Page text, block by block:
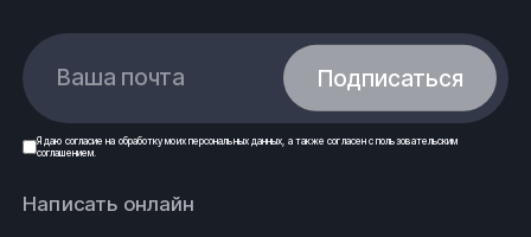
Ваша почта Подписаться
Я даю согласие на обработку моих персональных данных , а также согласен спользовательским
соглашением.
Написать онлайн